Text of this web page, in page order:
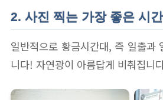
2. 사진 찍는 가장 좋은 시
일반적으로 황금시간대, 즉 일출과
니다! 자연광이 아름답게 비춰집니